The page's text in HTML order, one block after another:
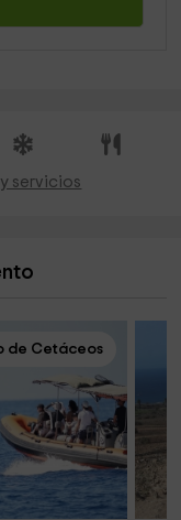
servicios
de Cetáceos